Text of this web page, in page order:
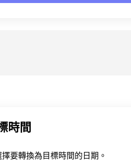
時間
要轉換為目標時間的日期。